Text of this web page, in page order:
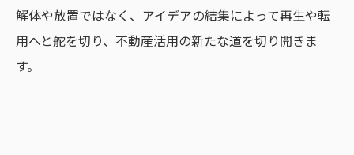
解体や放置ではなく、アイデアの結集によって再生や転
用へと舵を切り、不動産活用の新たな道を切り開きま
す。